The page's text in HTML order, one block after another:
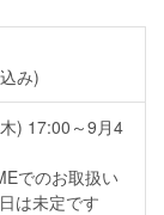
み)
) 17:00～9月4
でのお取扱い
は未定です